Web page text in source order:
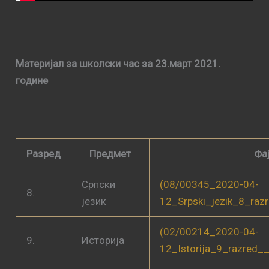
Материјал за школски час за 23.март 2021.
године
Разред Предмет
8.
Српски
језик
(08/00345_2020-04-
9. Историја
(02/00214_2020-04-